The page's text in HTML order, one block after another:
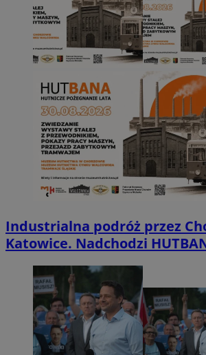
Industrialna podróż przez
Katowice. Nadchodzi